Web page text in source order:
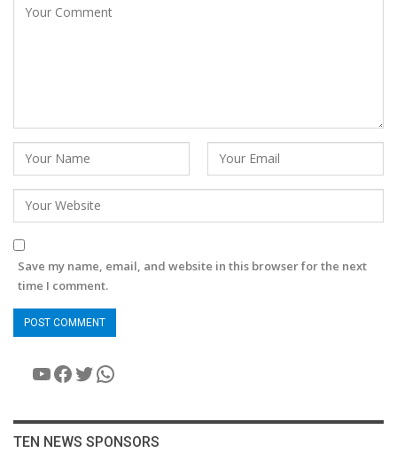
Save my name, email, and website in this browser for the next
time I comment.
YouTube
Facebook
Twitter
WhatsApp
TEN NEWS SPONSORS